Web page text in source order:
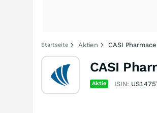
Startseite Aktien CASI
CASI
Aktie ISIN: